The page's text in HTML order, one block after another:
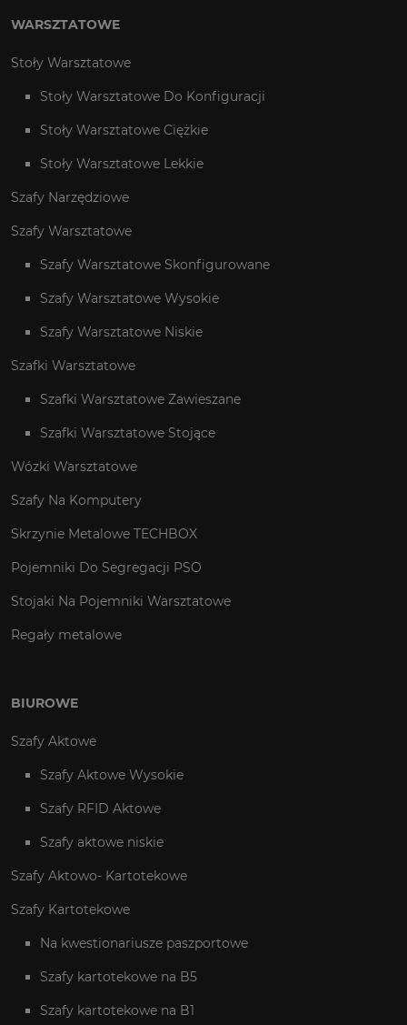
WARSZTATOWE
Stoły Warsztatowe
Stoły Warsztatowe Do Konfiguracji
Stoły Warsztatowe Ciężkie
Stoły Warsztatowe Lekkie
Szafy Narzędziowe
Szafy Warsztatowe
Szafy Warsztatowe Skonfigurowane
Szafy Warsztatowe Wysokie
Szafy Warsztatowe Niskie
Szafki Warsztatowe
Szafki Warsztatowe Zawieszane
Szafki Warsztatowe Stojące
Wózki Warsztatowe
Szafy Na Komputery
Skrzynie Metalowe TECHBOX
Pojemniki Do Segregacji PSO
Stojaki Na Pojemniki Warsztatowe
Regały metalowe
BIUROWE
Szafy Aktowe
Szafy Aktowe Wysokie
Szafy RFID Aktowe
Szafy aktowe niskie
Szafy Aktowo- Kartotekowe
Szafy Kartotekowe
Na kwestionariusze paszportowe
Szafy kartotekowe na B5
Szafy kartotekowe na B1